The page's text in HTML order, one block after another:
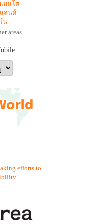
มนโต
ลนด์
น
areas
efforts to